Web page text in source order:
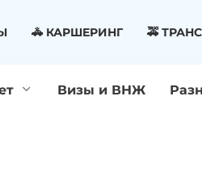
🚓 КАРШЕРИНГ 🚕
Визы и ВНЖ